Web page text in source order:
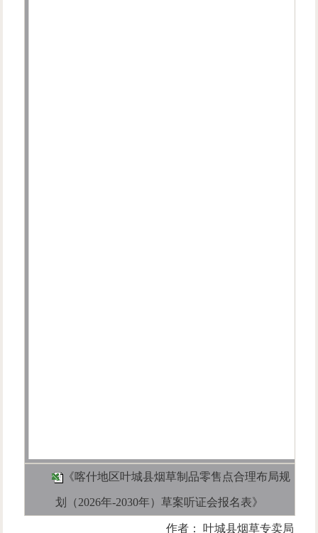
《喀什地区叶城县烟草制品零售点合理布局规
划（2026年-2030年）草案听证会报名表》
作者： 叶城县烟草专卖局